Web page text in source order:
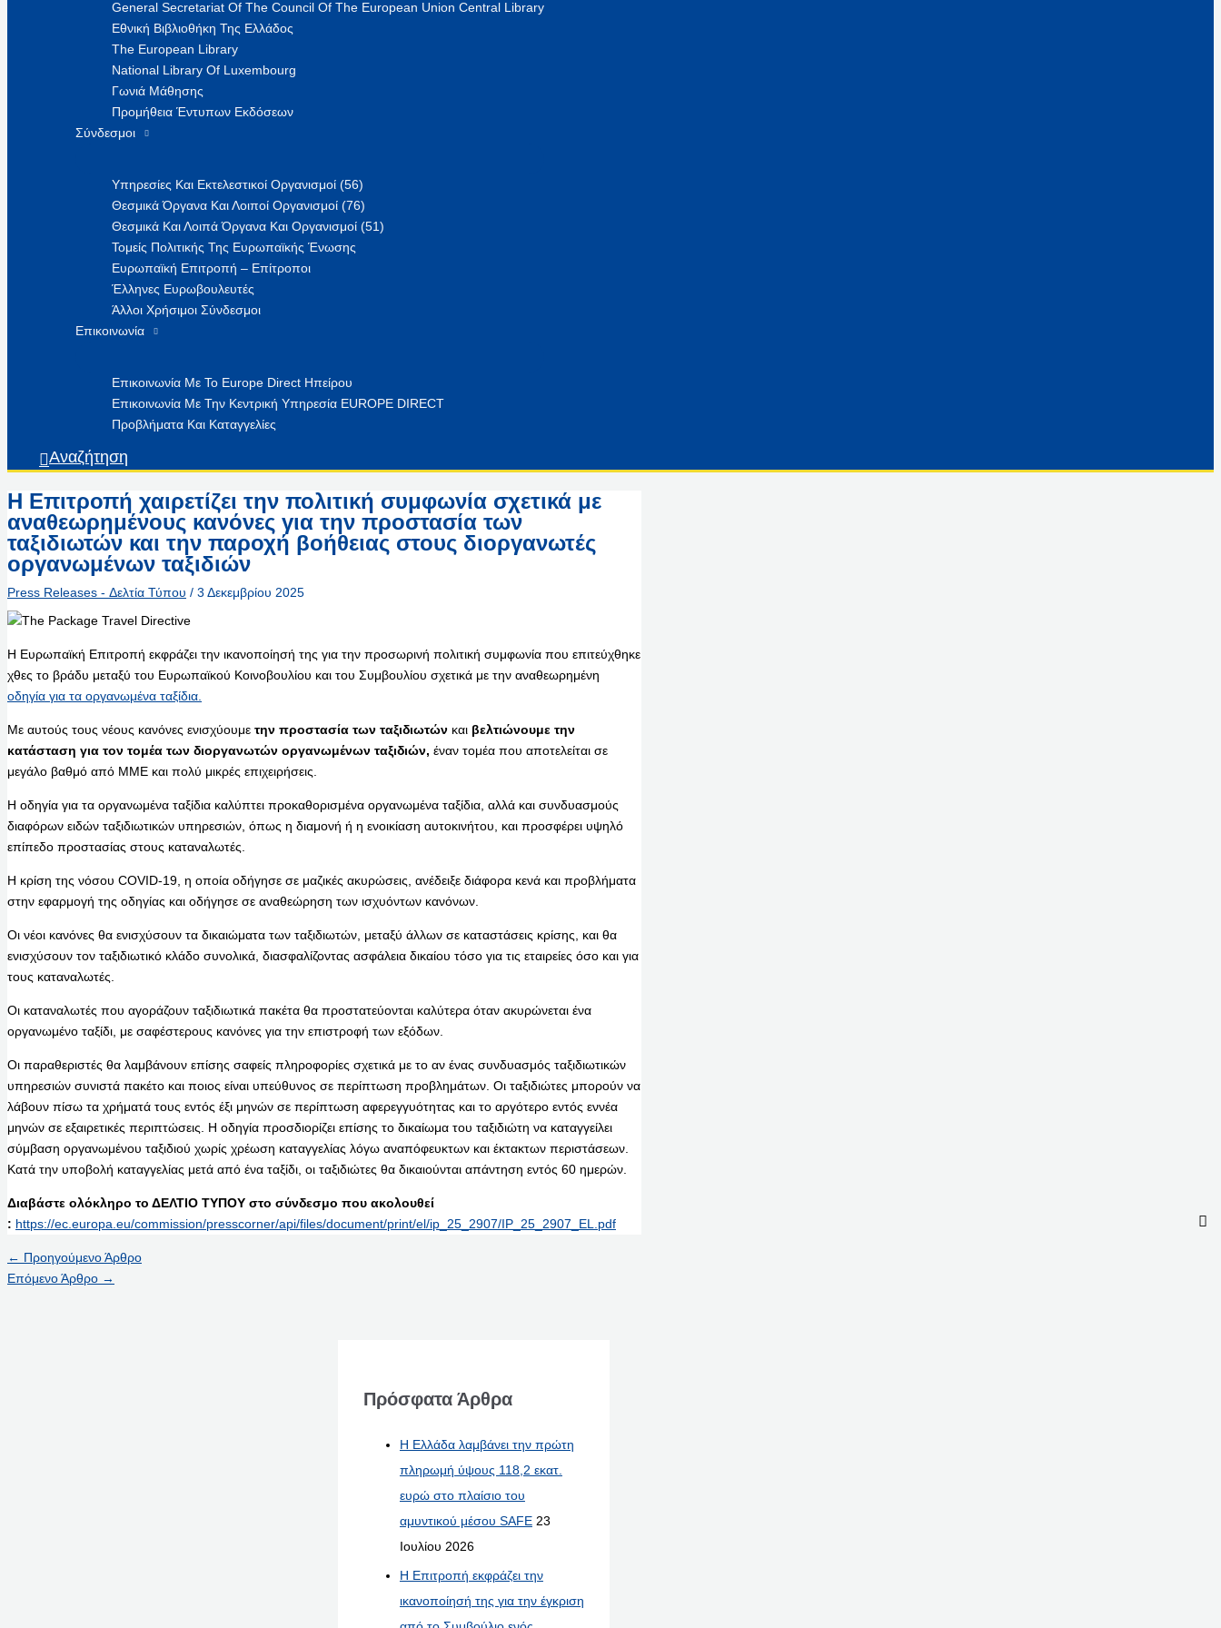
General Secretariat Of The Council Of The European Union Central Library
Εθνική Βιβλιοθήκη Της Ελλάδος
The European Library
National Library Of Luxembourg
Γωνιά Μάθησης
Προμήθεια Έντυπων Εκδόσεων
Σύνδεσμοι
Υπηρεσίες Και Εκτελεστικοί Οργανισμοί (56)
Θεσμικά Όργανα Και Λοιποί Οργανισμοί (76)
Θεσμικά Και Λοιπά Όργανα Και Οργανισμοί (51)
Τομείς Πολιτικής Της Ευρωπαϊκής Ένωσης
Ευρωπαϊκή Επιτροπή – Επίτροποι
Έλληνες Ευρωβουλευτές
Άλλοι Χρήσιμοι Σύνδεσμοι
Επικοινωνία
Επικοινωνία Με Το Europe Direct Ηπείρου
Επικοινωνία Με Την Κεντρική Υπηρεσία EUROPE DIRECT
Προβλήματα Και Καταγγελίες
Αναζήτηση
Η Επιτροπή χαιρετίζει την πολιτική συμφωνία σχετικά με
αναθεωρημένους κανόνες για την προστασία των
ταξιδιωτών και την παροχή βοήθειας στους διοργανωτές
οργανωμένων ταξιδιών
Press Releases - Δελτία Τύπου / 3 Δεκεμβρίου 2025
Η Ευρωπαϊκή Επιτροπή εκφράζει την ικανοποίησή της για την προσωρινή πολιτική συμφωνία που επιτεύχθηκε
χθες το βράδυ μεταξύ του Ευρωπαϊκού Κοινοβουλίου και του Συμβουλίου σχετικά με την αναθεωρημένη
οδηγία για τα οργανωμένα ταξίδια.
Με αυτούς τους νέους κανόνες ενισχύουμε την προστασία των ταξιδιωτών και βελτιώνουμε την
κατάσταση για τον τομέα των διοργανωτών οργανωμένων ταξιδιών, έναν τομέα που αποτελείται σε
μεγάλο βαθμό από ΜΜΕ και πολύ μικρές επιχειρήσεις.
Η οδηγία για τα οργανωμένα ταξίδια καλύπτει προκαθορισμένα οργανωμένα ταξίδια, αλλά και συνδυασμούς
διαφόρων ειδών ταξιδιωτικών υπηρεσιών, όπως η διαμονή ή η ενοικίαση αυτοκινήτου, και προσφέρει υψηλό
επίπεδο προστασίας στους καταναλωτές.
Η κρίση της νόσου COVID-19, η οποία οδήγησε σε μαζικές ακυρώσεις, ανέδειξε διάφορα κενά και προβλήματα
στην εφαρμογή της οδηγίας και οδήγησε σε αναθεώρηση των ισχυόντων κανόνων.
Οι νέοι κανόνες θα ενισχύσουν τα δικαιώματα των ταξιδιωτών, μεταξύ άλλων σε καταστάσεις κρίσης, και θα
ενισχύσουν τον ταξιδιωτικό κλάδο συνολικά, διασφαλίζοντας ασφάλεια δικαίου τόσο για τις εταιρείες όσο και για
τους καταναλωτές.
Οι καταναλωτές που αγοράζουν ταξιδιωτικά πακέτα θα προστατεύονται καλύτερα όταν ακυρώνεται ένα
οργανωμένο ταξίδι, με σαφέστερους κανόνες για την επιστροφή των εξόδων.
Οι παραθεριστές θα λαμβάνουν επίσης σαφείς πληροφορίες σχετικά με το αν ένας συνδυασμός ταξιδιωτικών
υπηρεσιών συνιστά πακέτο και ποιος είναι υπεύθυνος σε περίπτωση προβλημάτων. Οι ταξιδιώτες μπορούν να
λάβουν πίσω τα χρήματά τους εντός έξι μηνών σε περίπτωση αφερεγγυότητας και το αργότερο εντός εννέα
μηνών σε εξαιρετικές περιπτώσεις. Η οδηγία προσδιορίζει επίσης το δικαίωμα του ταξιδιώτη να καταγγείλει
σύμβαση οργανωμένου ταξιδιού χωρίς χρέωση καταγγελίας λόγω αναπόφευκτων και έκτακτων περιστάσεων.
Κατά την υποβολή καταγγελίας μετά από ένα ταξίδι, οι ταξιδιώτες θα δικαιούνται απάντηση εντός 60 ημερών.
Διαβάστε ολόκληρο το ΔΕΛΤΙΟ ΤΥΠΟΥ στο σύνδεσμο που ακολουθεί
: https://ec.europa.eu/commission/presscorner/api/files/document/print/el/ip_25_2907/IP_25_2907_EL.pdf
← Προηγούμενο Άρθρο
Επόμενο Άρθρο →
Πρόσφατα Άρθρα
Η Ελλάδα λαμβάνει την πρώτη
πληρωμή ύψους 118,2 εκατ.
ευρώ στο πλαίσιο του
αμυντικού μέσου SAFE 23
Ιουλίου 2026
Η Επιτροπή εκφράζει την
ικανοποίησή της για την έγκριση